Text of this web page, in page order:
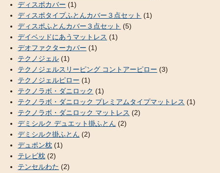
ディスポカバー (1)
ディスポタイプふとんカバー３点セット (1)
ディスポふとんカバー３点セット (5)
デイベッドにあうマットレス (1)
デオファクターカバー (1)
テクノジェル (1)
テクノジェルスリーピング コントアーピロー (3)
テクノジェルピロー (1)
テクノラボ・ダニロック (1)
テクノラボ・ダニロック プレミアムタイプマットレス (1)
テクノラボ・ダニロック マットレス (2)
デミシルク デュエット掛ふとん (2)
デミシルク掛ふとん (2)
デュポン枕 (1)
テレビ枕 (2)
テンセルわた (2)